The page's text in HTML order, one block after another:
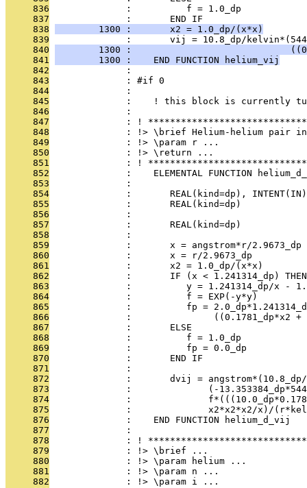
     836
              :          f = 1.0_dp
     837
              :       END IF
     838
        1300 :       x2 = 1.0_dp/(x*x)
     839
:       vij = 10.8_dp/
     840
1300 :
     841
        1300 :    END FUNCTION helium_vij
     842
              :
     843
              : #if 0
     844
              :
     845
:    ! this block is currently
     846
              :
     847
: !
     848
: !> \brief Helium-helium pair
     849
              : !> \param r ...
     850
              : !> \return ...
     851
: !
     852
:    ELEMENTAL FUNCTION
     853
              :
     854
:       REAL(kind=dp),
     855
:       REAL(kind=dp)
     856
              :
     857
:       REAL(kind=dp)
     858
              :
     859
              :       x = angstrom*r/2.9673_dp
     860
              :       x = r/2.9673_dp
     861
              :       x2 = 1.0_dp/(x*x)
     862
              :       IF (x < 1.241314_dp) THEN
     863
:          y = 1.241314_dp/x -
     864
              :          f = EXP(-y*y)
     865
:          fp =
     866
:               ((0.1781_dp*x2
     867
              :       ELSE
     868
              :          f = 1.0_dp
     869
              :          fp = 0.0_dp
     870
              :       END IF
     871
              :
     872
:       dvij =
     873
:              (-
     874
:
     875
:              x2*x2*x2/x)/
     876
              :    END FUNCTION helium_d_vij
     877
              :
     878
: !
     879
              : !> \brief ...
     880
              : !> \param helium ...
     881
              : !> \param n ...
     882
              : !> \param i ...